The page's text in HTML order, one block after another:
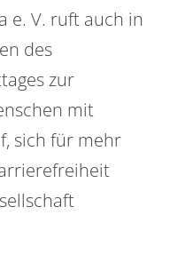
e. V. ruft auch in
des
zur
mit
sich für mehr